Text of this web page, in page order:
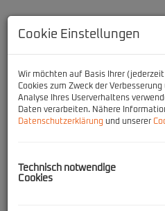
Beschreibung
neuem Glanz. Während das
1987 stammt, wurde das Haus
Cookie Einstellungen
Wir möchten auf Basis Ihrer
Cookies zum Zweck der
Analyse Ihres Userverhaltens
Daten verarbeiten. Nähere
Datenschutzerklärung und unserer
Technisch notwendige
Cookies